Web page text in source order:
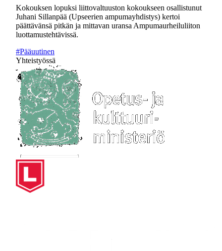
Kokouksen lopuksi liittovaltuuston kokoukseen osallistunut
Juhani Sillanpää (Upseerien ampumayhdistys) kertoi
päättävänsä pitkän ja mittavan uransa Ampumaurheiluliiton
luottamustehtävissä.
#Pääuutinen
Yhteistyössä